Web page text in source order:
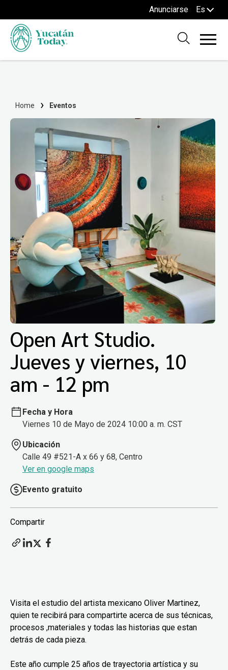
Anunciarse Es
Home Eventos
Open Art Studio.
Jueves y viernes, 10
am - 12 pm
Fecha y Hora
Viernes 10 de Mayo de 2024 10:00 a. m. CST
Ubicación
Calle 49 #521-A x 66 y 68, Centro
Ver en google maps
Evento gratuito
Compartir
Visita el estudio del artista mexicano Oliver Martinez,
quien te recibirá para compartirte acerca de sus técnicas,
procesos ,materiales y todas las historias que estan
detrás de cada pieza.
Este año cumple 25 años de trayectoria artística y su